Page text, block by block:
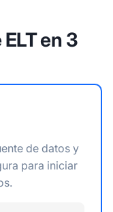
en 3
de datos y
para iniciar